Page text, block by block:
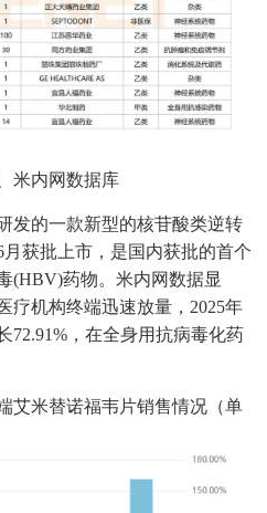
米内网数据库
发的一款新型的核苷酸类逆转
获批上市，是国内获批的首个
(HBV)药物。米内网数据显
疗机构终端迅速放量，2025年
72.91%，在全身用抗病毒化药
艾米替诺福韦片销售情况（单